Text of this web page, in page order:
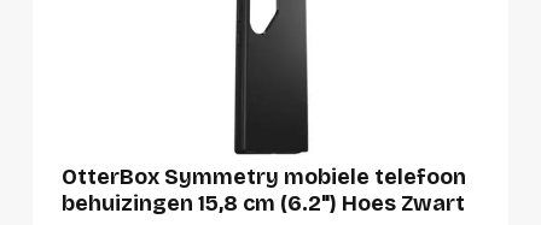
OtterBox Symmetry mobiele telefoon
behuizingen 15,8 cm (6.2") Hoes Zwart